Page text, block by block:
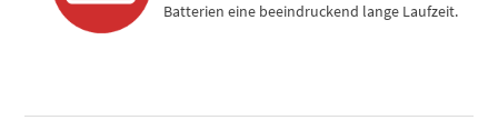
Batterien eine beeindruckend lange Laufzeit.